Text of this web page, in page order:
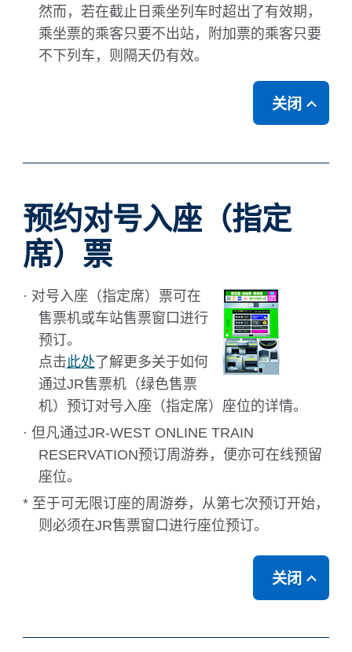
然而，若在截止日乘坐列车时超出了有效期，
乘坐票的乘客只要不出站，附加票的乘客只要
不下列车，则隔天仍有效。
关闭
预约对号入座（指定
席）票
· 对号入座（指定席）票可在
售票机或车站售票窗口进行
预订。
点击此处 了解更多关于如何
通过JR售票机（绿色售票
机）预订对号入座（指定席）座位的详情。
· 但凡通过JR-WEST ONLINE TRAIN
RESERVATION预订周游券，便亦可在线预留
座位。
* 至于可无限订座的周游券，从第七次预订开始，
则必须在JR售票窗口进行座位预订。
关闭